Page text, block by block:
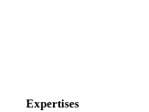
Expertises